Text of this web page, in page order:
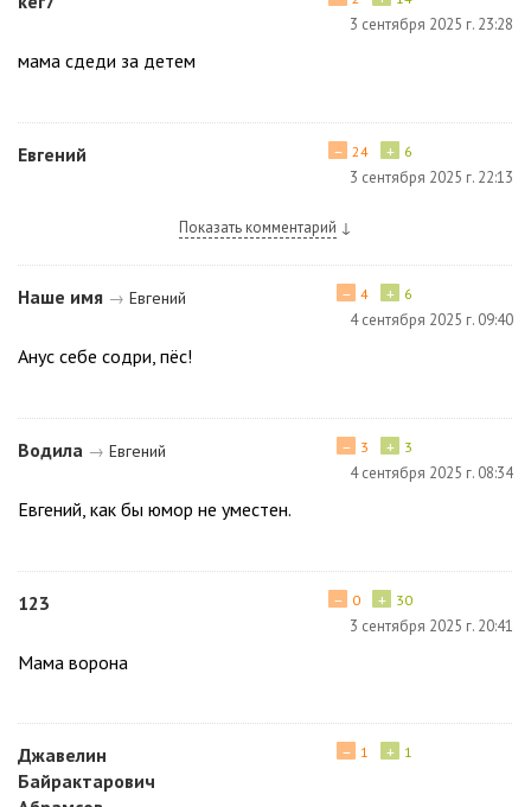
3 сентября 2025 г. 23:28
мама сдеди за детем
Евгений + 6
− 24
3 сентября 2025 г. 22:13
Показать комментарий ↓
Наше имя → Евгений + 6
− 4
4 сентября 2025 г. 09:40
Анyc себе содри, пёс!
Водила → Евгений + 3
− 3
4 сентября 2025 г. 08:34
Евгений, как бы юмор не уместен.
123 + 30
− 0
3 сентября 2025 г. 20:41
Мама ворона
Джавелин
Байрактарович
+ 1
− 1